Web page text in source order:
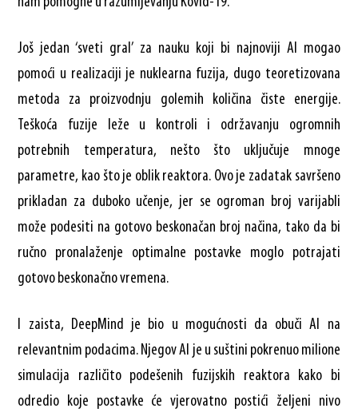
Još jedan ‘sveti gral’ za nauku koji bi najnoviji AI mogao
pomoći u realizaciji je nuklearna fuzija, dugo teoretizovana
metoda za proizvodnju golemih količina čiste energije.
Teškoća fuzije leže u kontroli i održavanju ogromnih
potrebnih temperatura, nešto što uključuje mnoge
parametre, kao što je oblik reaktora. Ovo je zadatak savršeno
prikladan za duboko učenje, jer se ogroman broj varijabli
može podesiti na gotovo beskonačan broj načina, tako da bi
ručno pronalaženje optimalne postavke moglo potrajati
gotovo beskonačno vremena.
I zaista, DeepMind je bio u mogućnosti da obuči AI na
relevantnim podacima. Njegov AI je u suštini pokrenuo milione
simulacija različito podešenih fuzijskih reaktora kako bi
odredio koje postavke će vjerovatno postići željeni nivo